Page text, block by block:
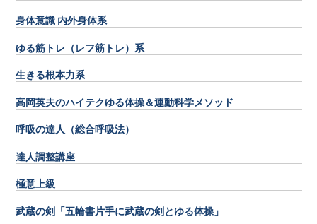
身体意識 内外身体系
ゆる筋トレ（レフ筋トレ）系
生きる根本力系
高岡英夫のハイテクゆる体操＆運動科学メソッド
呼吸の達人（総合呼吸法）
達人調整講座
極意上級
武蔵の剣「五輪書片手に武蔵の剣とゆる体操」